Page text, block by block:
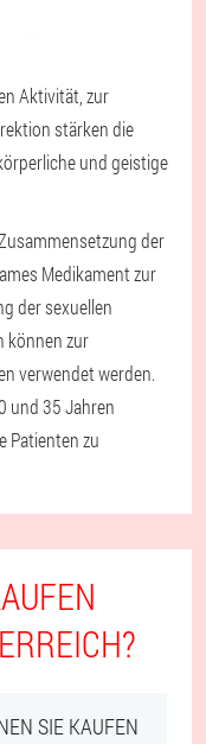
Aktivität, zur
stärken die
und geistige
der
Medikament zur
der sexuellen
können zur
verwendet werden.
und 35 Jahren
Patienten zu
SIE KAUFEN